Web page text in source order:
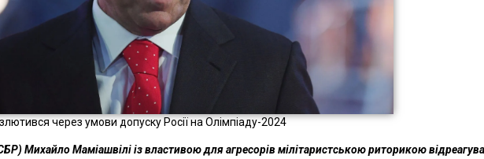
через умови допуску Росії на Олімпіаду-2024
Михайло Маміашвілі із властивою для агресорів мілітаристською риторикою